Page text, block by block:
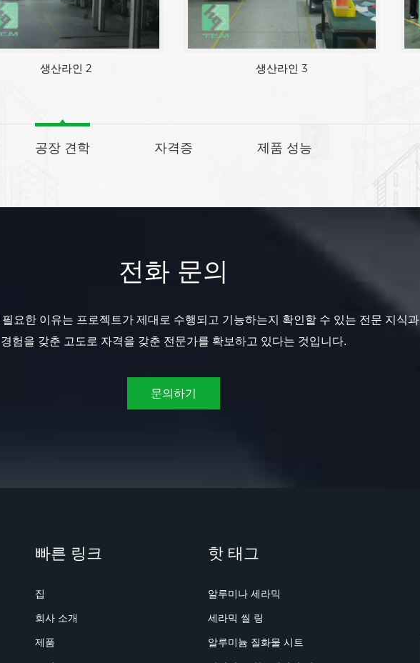
생산라인 1 생산라인 2
공장 견학 자격증 제품 성능
전화 문의
요한 이유는 프로젝트가 제대로 수행되고 기능하는지 확인할 수 있는 전문 지식과
경험을 갖춘 고도로 자격을 갖춘 전문가를 확보하고 있다는 것입니다.
문의하기
빠른 링크
집
회사 소개
제품
핫 태그
알루미나 세라믹
세라믹 씰 링
알루미늄 질화물 시트